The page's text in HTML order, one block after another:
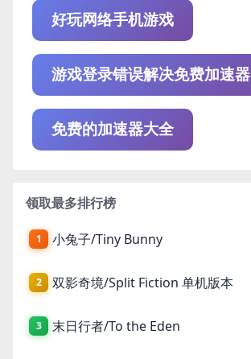
好玩网络手机游戏
游戏登录错误解决免费加速器
免费的加速器大全
领取最多排行榜
1 小兔子/Tiny Bunny
2 双影奇境/Split Fiction 单机版本
3 末日行者/To the Eden